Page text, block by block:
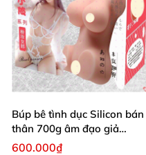
Búp bê tình dục Silicon bán
thân 700g âm đạo giả
nguyên khối giống thật
600.000₫